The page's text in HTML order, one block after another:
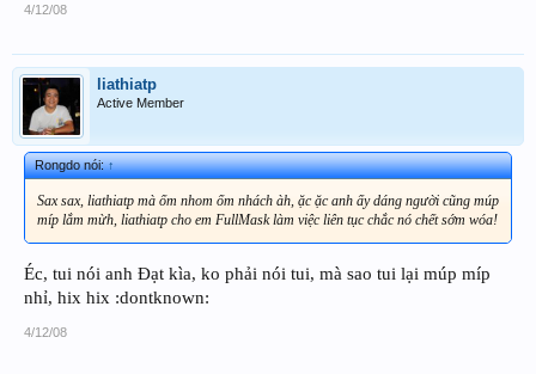
4/12/08
liathiatp
Active Member
Rongdo nói:↑
Sax sax, liathiatp mà ốm nhom ốm nhách àh, ặc ặc anh ấy dáng người cũng múp
míp lắm mừh, liathiatp cho em FullMask làm việc liên tục chắc nó chết sớm wóa!
Éc, tui nói anh Đạt kìa, ko phải nói tui, mà sao tui lại múp míp
nhỉ, hix hix :dontknown:
4/12/08